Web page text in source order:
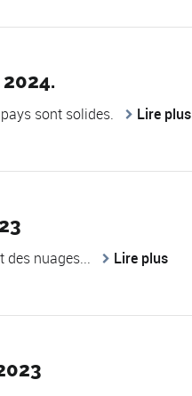
sont solides. Lire plus
des nuages... Lire plus